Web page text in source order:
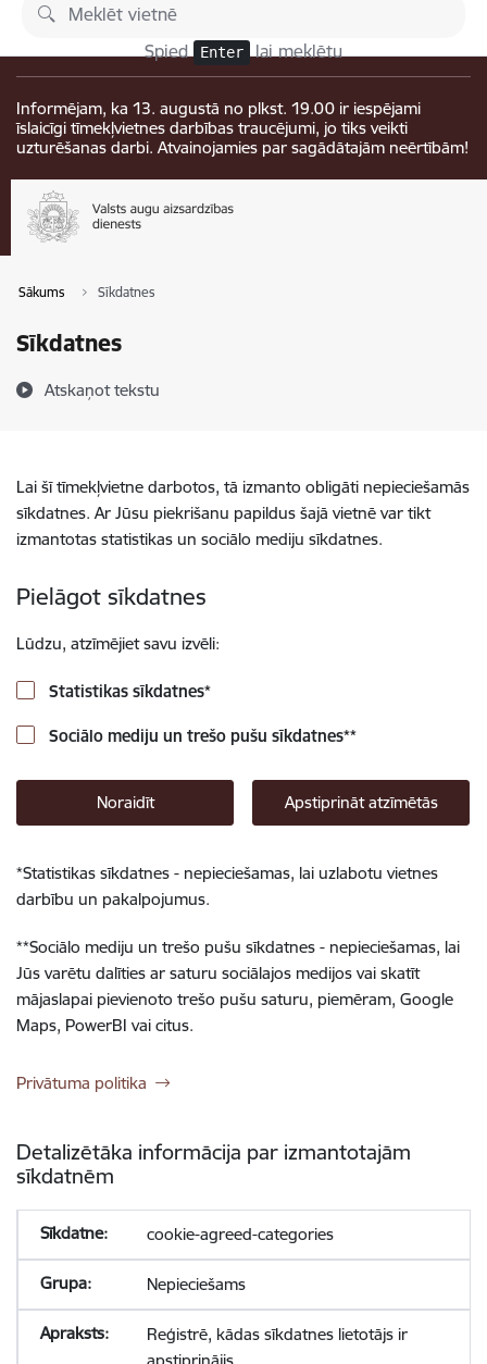
Pāriet uz lapas saturu
Spied Enter lai meklētu
Informējam, ka 13. augustā no plkst. 19.00 ir iespējami
īslaicīgi tīmekļvietnes darbības traucējumi, jo tiks veikti
uzturēšanas darbi. Atvainojamies par sagādātajām neērtībām!
Sākums Sīkdatnes
Sīkdatnes
Atskaņot tekstu
Lai šī tīmekļvietne darbotos, tā izmanto obligāti nepieciešamās
sīkdatnes. Ar Jūsu piekrišanu papildus šajā vietnē var tikt
izmantotas statistikas un sociālo mediju sīkdatnes.
Pielāgot sīkdatnes
Lūdzu, atzīmējiet savu izvēli:
Statistikas sīkdatnes*
Sociālo mediju un trešo pušu sīkdatnes**
Noraidīt Apstiprināt atzīmētās
*Statistikas sīkdatnes - nepieciešamas, lai uzlabotu vietnes
darbību un pakalpojumus.
**Sociālo mediju un trešo pušu sīkdatnes - nepieciešamas, lai
Jūs varētu dalīties ar saturu sociālajos medijos vai skatīt
mājaslapai pievienoto trešo pušu saturu, piemēram, Google
Maps, PowerBI vai citus.
Privātuma politika
Detalizētāka informācija par izmantotajām
sīkdatnēm
cookie-agreed-categories
Nepieciešams
Reģistrē, kādas sīkdatnes lietotājs ir